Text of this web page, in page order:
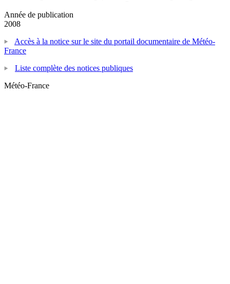
Année de publication
2008
Accès à la notice sur le site du portail documentaire de Météo-
France
Liste complète des notices publiques
Météo-France